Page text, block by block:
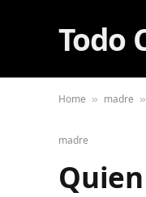
Todo
Home » madre »
madre